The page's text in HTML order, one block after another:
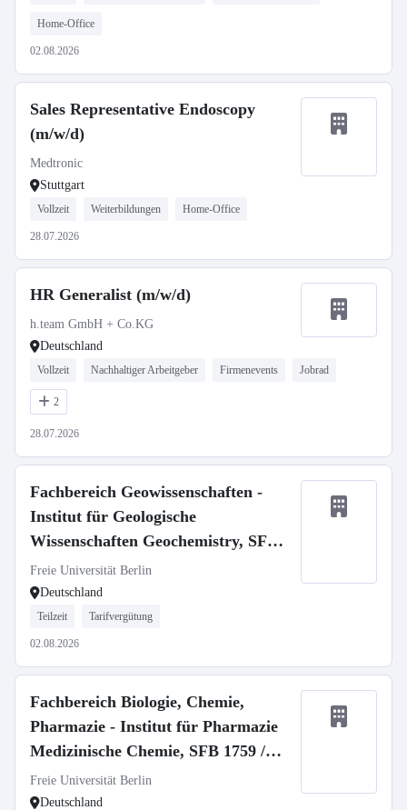
Home-Office
02.08.2026
Sales Representative Endoscopy
(m/w/d)
Medtronic
Stuttgart
Vollzeit Weiterbildungen Home-Office
28.07.2026
HR Generalist (m/w/d)
h.team GmbH + Co.KG
Deutschland
Vollzeit Nachhaltiger Arbeitgeber Firmenevents Jobrad
2
28.07.2026
Fachbereich Geowissenschaften -
Institut für Geologische
Wissenschaften Geochemistry, SFB
1759
Freie Universität Berlin
Deutschland
Teilzeit Tarifvergütung
02.08.2026
Fachbereich Biologie, Chemie,
Pharmazie - Institut für Pharmazie
Medizinische Chemie, SFB 1759 /
Medicinal Chemistry, SFB 1759
Freie Universität Berlin
Deutschland